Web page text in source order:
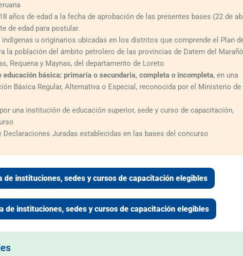
años de edad a la fecha de aprobación de las presentes bases (22 de
de edad para postular.
indígenas u originarios ubicadas en los distritos que comprende el Plan
la población del ámbito petrolero de las provincias de Datem del
Requena y Maynas, del departamento de Loreto
básica: primaria o secundaria, completa o incompleta, en una
Básica Regular, Alternativa o Especial, reconocida por el Ministerio de
una institución de educación superior, sede y curso de capacitación,
Declaraciones Juradas establecidas en las bases del concurso
de instituciones, sedes y cursos de capacitación elegibles
de instituciones, sedes y cursos de capacitación elegibles